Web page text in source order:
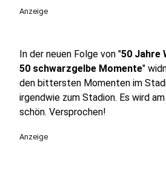
Anzeige
In der neuen Folge von "50 Jahre
50 schwarzgelbe Momente"
den bittersten Momenten im
irgendwie zum Stadion. Es wird
schön. Versprochen!
Anzeige